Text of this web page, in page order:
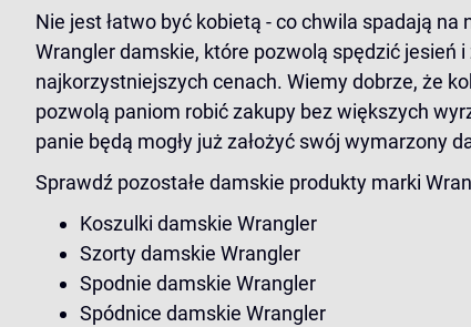
Nie jest łatwo być kobietą - co chwila spadają
Wrangler damskie, które pozwolą spędzić jesień
najkorzystniejszych cenach. Wiemy dobrze, że
pozwolą paniom robić zakupy bez większych
panie będą mogły już założyć swój wymarzony
Sprawdź pozostałe damskie produkty marki
Koszulki damskie Wrangler
Szorty damskie Wrangler
Spodnie damskie Wrangler
Spódnice damskie Wrangler